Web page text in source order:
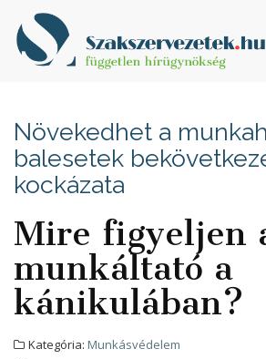
Növekedhet a
balesetek
kockázata
Mire figyeljen
munkáltató a
kánikulában?
Kategória: Munkásvédelem